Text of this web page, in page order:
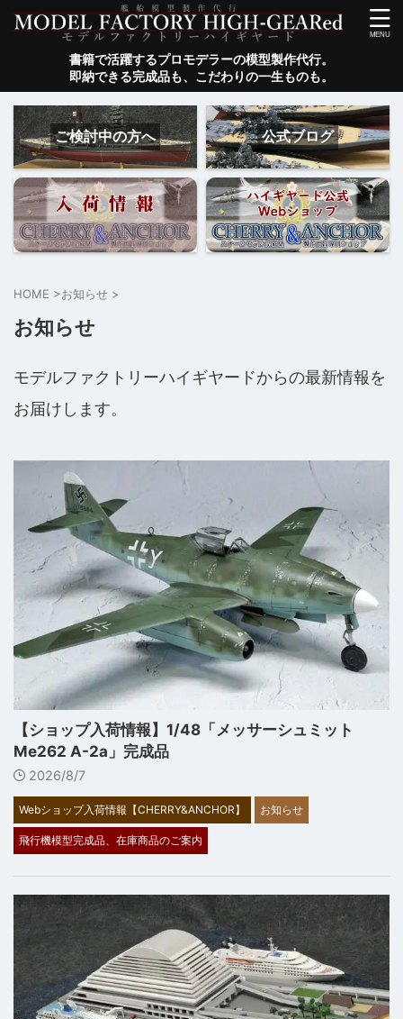
書籍で活躍するプロモデラーの模型製作代行。
即納できる完成品も、こだわりの一生ものも。
ご検討中の方へ 公式ブログ
HOME >お知らせ >
お知らせ
モデルファクトリーハイギヤードからの最新情報を
お届けします。
【ショップ入荷情報】1/48「メッサーシュミット
Me262 A-2a」完成品
2026/8/7
Webショップ入荷情報【CHERRY&ANCHOR】 お知らせ
飛行機模型完成品、在庫商品のご案内